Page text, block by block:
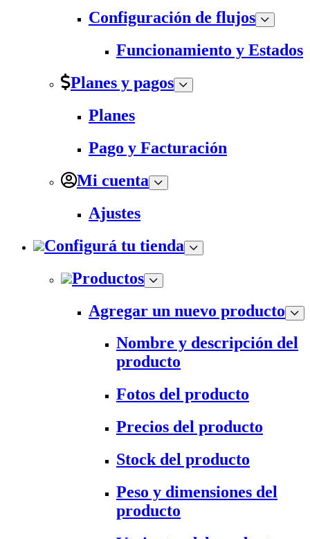
Configuración de flujos
Funcionamiento y Estados
Planes y pagos
Planes
Pago y Facturación
Mi cuenta
Ajustes
Configurá tu tienda
Productos
Agregar un nuevo producto
Nombre y descripción del
producto
Fotos del producto
Precios del producto
Stock del producto
Peso y dimensiones del
producto